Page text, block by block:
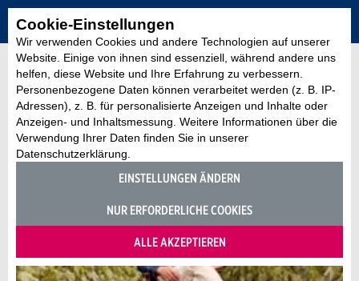
Cookie-Einstellungen
Wir verwenden Cookies und andere Technologien auf unserer
Website. Einige von ihnen sind essenziell, während andere uns
helfen, diese Website und Ihre Erfahrung zu verbessern.
Personenbezogene Daten können verarbeitet werden (z. B. IP-
Adressen), z. B. für personalisierte Anzeigen und Inhalte oder
Anzeigen- und Inhaltsmessung. Weitere Informationen über die
Verwendung Ihrer Daten finden Sie in unserer
Datenschutzerklärung.
EINSTELLUNGEN ÄNDERN
NUR ERFORDERLICHE COOKIES
ALLE AKZEPTIEREN